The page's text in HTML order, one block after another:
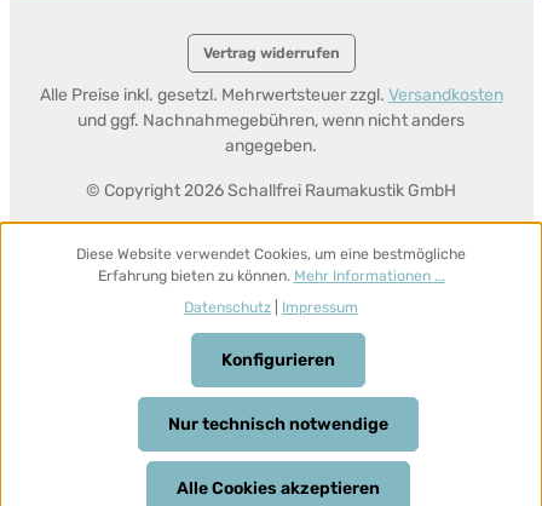
Vertrag widerrufen
© Copyright 2026 Schallfrei Raumakustik GmbH
Alle Preise inkl. gesetzl. Mehrwertsteuer zzgl. Versandkosten
und ggf. Nachnahmegebühren, wenn nicht anders
angegeben.
Diese Website verwendet Cookies, um eine bestmögliche
Erfahrung bieten zu können. Mehr Informationen ...
Datenschutz
Impressum
Nur technisch notwendige
Konfigurieren
Alle Cookies akzeptieren